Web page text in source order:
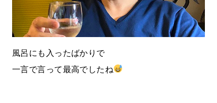
風呂にも入ったばかりで
一言で言って最高でしたね